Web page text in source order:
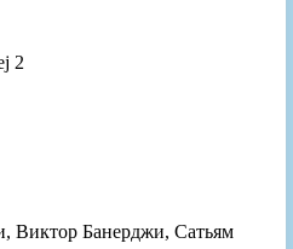
2
Виктор Банерджи, Сатьям